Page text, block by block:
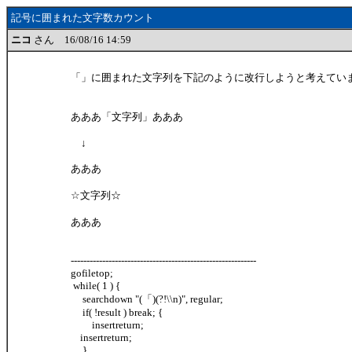
記号に囲まれた文字数カウント
ニコ さん 16/08/16 14:59
「」に囲まれた文字列を下記のように改行しようと考えてい
あああ「文字列」あああ
↓
あああ
☆文字列☆
あああ
-----------------------------------------------------------
gofiletop;
while( 1 ) {
searchdown "(「)(?!\\n)", regular;
if( !result ) break; {
insertreturn;
insertreturn;